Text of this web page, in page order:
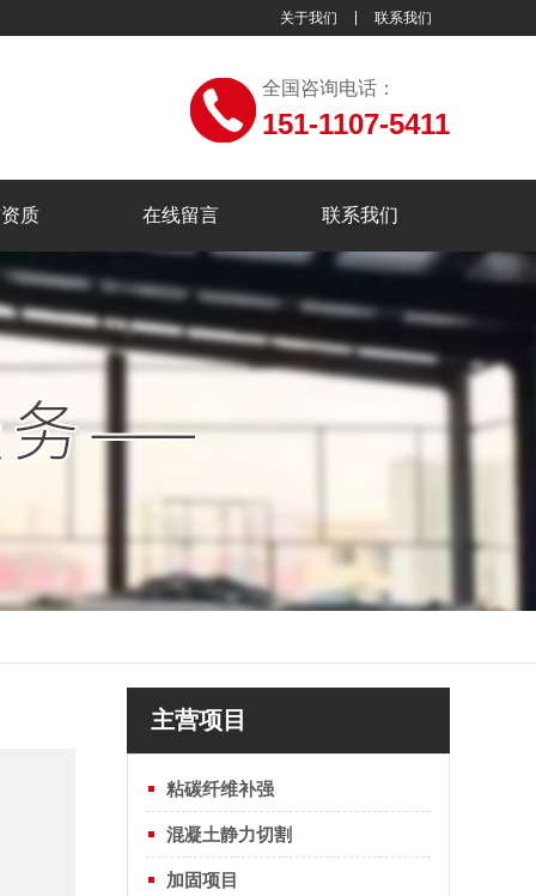
关于我们 联系我们
全国咨询电话：
151-1107-5411
质 在线留言 联系我们
主营项目
粘碳纤维补强
混凝土静力切割
加固项目